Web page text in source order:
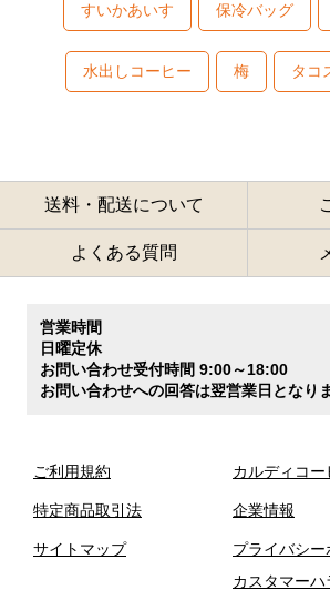
すいかあいす 保冷バッグ
水出しコーヒー 梅 タコ
送料・配送について
よくある質問
営業時間
日曜定休
お問い合わせ受付時間 9:00～18:00
お問い合わせへの回答は翌営業日となりま
ご利用規約
特定商品取引法
サイトマップ
カルディコ
企業情報
プライバシー
カスタマー